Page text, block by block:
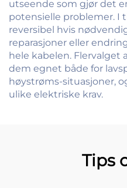
utseende som gjør det
potensielle problemer. I
reversibel hvis
reparasjoner eller
hele kabelen. Flervalget
dem egnet både for
høystrøms-situasjoner,
ulike elektriske krav.
Tips